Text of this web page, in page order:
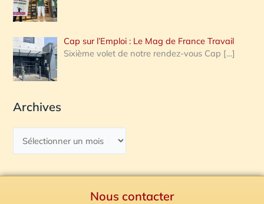
Cap sur l’Emploi : Le Mag de France Travail
Sixième volet de notre rendez-vous Cap […]
Archives
Nous contacter